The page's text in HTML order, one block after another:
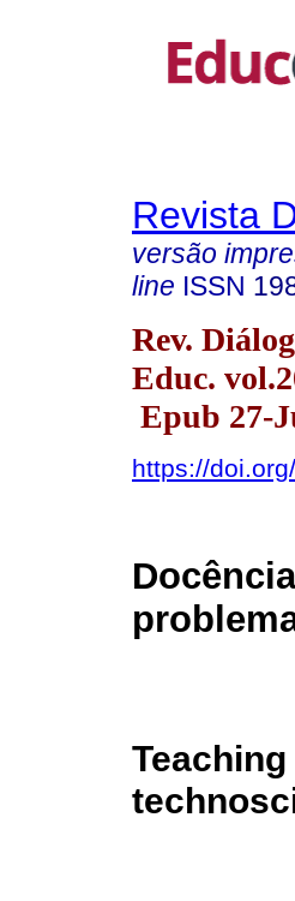
Revista
versão
line ISSN
Rev.
Educ.
Epub 27-
https://